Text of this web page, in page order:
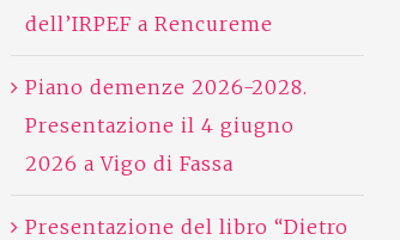
dell’IRPEF a Rencureme
Piano demenze 2026-2028.
Presentazione il 4 giugno
2026 a Vigo di Fassa
Presentazione del libro “Dietro